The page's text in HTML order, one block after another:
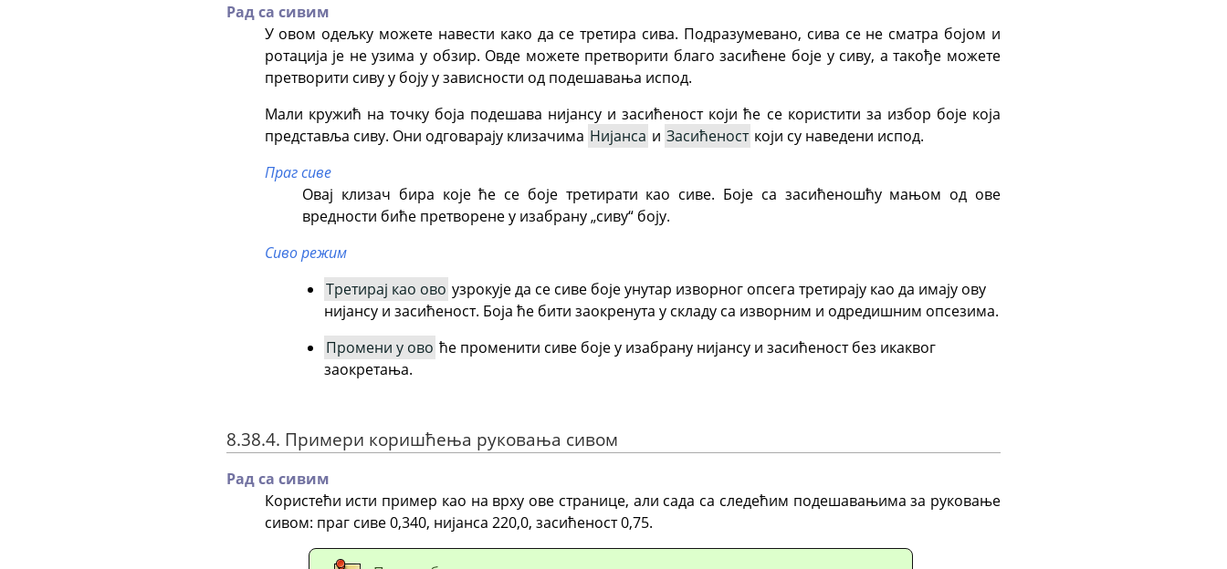
Рад са сивим
У овом одељку можете навести како да се третира сива. Подразумевано, сива се не сматра бојом и
ротација је не узима у обзир. Овде можете претворити благо засићене боје у сиву, а такође можете
претворити сиву у боју у зависности од подешавања испод.
Мали кружић на точку боја подешава нијансу и засићеност који ће се користити за избор боје која
представља сиву. Они одговарају клизачима Нијанса и Засићеност који су наведени испод.
Праг сиве
Овај клизач бира које ће се боје третирати као сиве. Боје са засићеношћу мањом од ове
вредности биће претворене у изабрану „сиву“ боју.
Сиво режим
Третирај као ово узрокује да се сиве боје унутар изворног опсега третирају као да имају ову
нијансу и засићеност. Боја ће бити заокренута у складу са изворним и одредишним опсезима.
Промени у ово ће променити сиве боје у изабрану нијансу и засићеност без икаквог
заокретања.
8.38.4. Примери коришћења руковања сивом
Рад са сивим
Користећи исти пример као на врху ове странице, али сада са следећим подешавањима за руковање
сивом: праг сиве 0,340, нијанса 220,0, засићеност 0,75.